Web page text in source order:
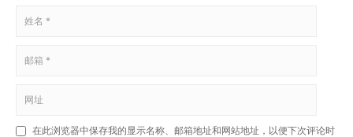
在此浏览器中保存我的显示名称、邮箱地址和网站地址，以便下次评论时